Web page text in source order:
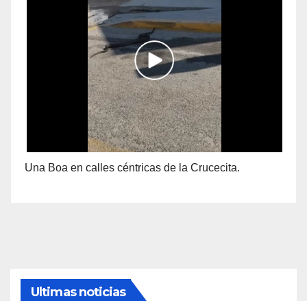
Una Boa en calles céntricas de la Crucecita.
Ultimas noticias